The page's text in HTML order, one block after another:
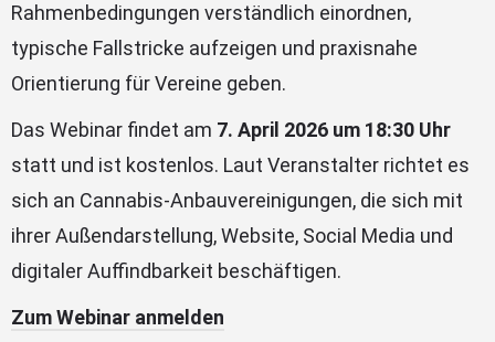
Rahmenbedingungen verständlich einordnen,
typische Fallstricke aufzeigen und praxisnahe
Orientierung für Vereine geben.
Das Webinar findet am 7. April 2026 um 18:30 Uhr
statt und ist kostenlos. Laut Veranstalter richtet es
sich an Cannabis-Anbauvereinigungen, die sich mit
ihrer Außendarstellung, Website, Social Media und
digitaler Auffindbarkeit beschäftigen.
Zum Webinar anmelden